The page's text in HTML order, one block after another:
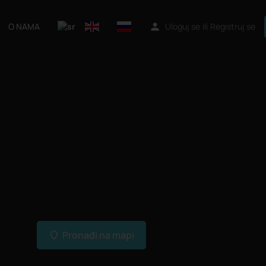
O NAMA Uloguj se ili Registruj se
Pronađi na mapi